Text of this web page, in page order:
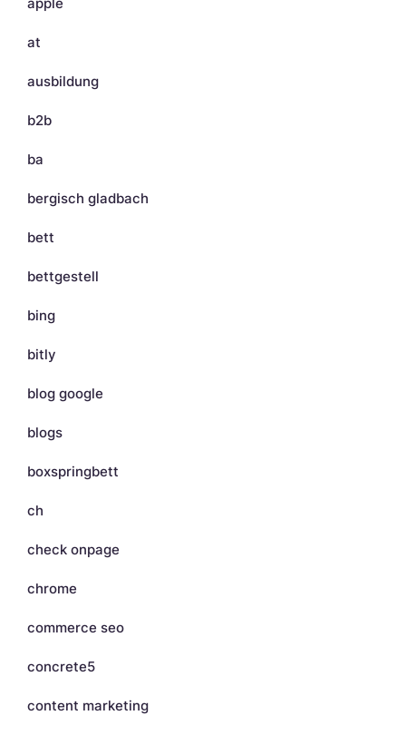
at
ausbildung
b2b
ba
bergisch gladbach
bett
bettgestell
bing
bitly
blog google
blogs
boxspringbett
ch
check onpage
chrome
commerce seo
concrete5
content marketing